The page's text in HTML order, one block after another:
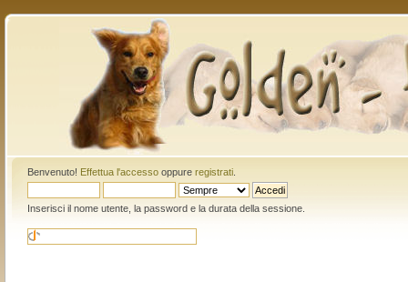
Benvenuto! Effettua l'accessooppure registrati.
Inserisci il nome utente, la password e la durata della sessione.